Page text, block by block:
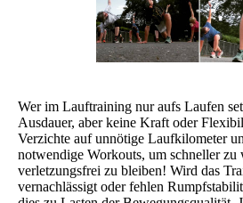
Wer im Lauftraining nur aufs Laufen
Ausdauer, aber keine Kraft oder
Verzichte auf unnötige Laufkilometer
notwendige Workouts, um schneller zu
verletzungsfrei zu bleiben! Wird das
vernachlässigt oder fehlen